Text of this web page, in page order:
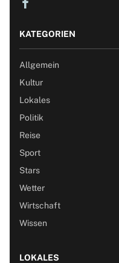
KATEGORIEN
Allgemein
Kultur
Lokales
Politik
Reise
Sport
Stars
Wetter
Wirtschaft
Wissen
LOKALES